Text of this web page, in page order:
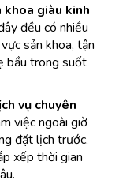
giàu kinh
đều có nhiều
sản khoa, tận
bầu trong suốt
vụ chuyên
việc ngoài giờ
đặt lịch trước,
xếp thời gian